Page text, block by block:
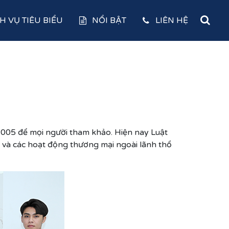
VỤ TIÊU BIỂU NỔI BẬT LIÊN HỆ
để mọi người tham khảo. Hiện nay Luật
các hoạt động thương mại ngoài lãnh thổ